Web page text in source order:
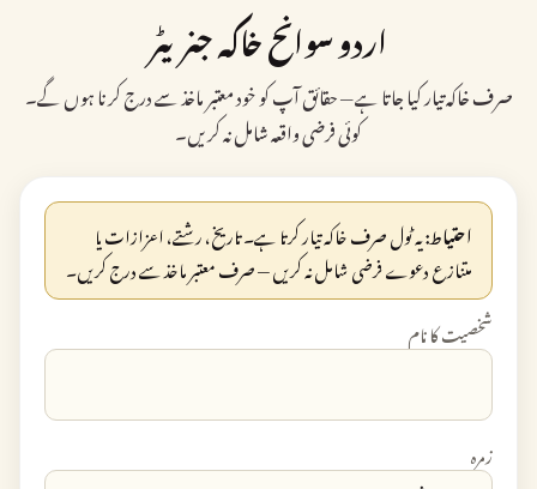
اردو سوانح خاکہ جنریٹر
صرف خاکہ تیار کیا جاتا ہے — حقائق آپ کو خود معتبر ماخذ سے درج کرنا ہوں گے۔
کوئی فرضی واقعہ شامل نہ کریں۔
احتیاط:یہ ٹول صرف خاکہ تیار کرتا ہے۔ تاریخ، رشتے، اعزازات یا
متنازع دعوے فرضی شامل نہ کریں — صرف معتبر ماخذ سے درج کریں۔
شخصیت کا نام
زمرہ